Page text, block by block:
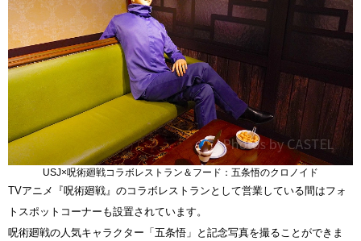
USJ×呪術廻戦コラボレストラン＆フード：五条悟のクロノイド
TVアニメ『呪術廻戦』のコラボレストランとして営業している間はフォ
トスポットコーナーも設置されています。
呪術廻戦の人気キャラクター「五条悟」と記念写真を撮ることができま